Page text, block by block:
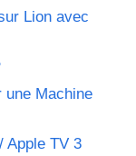
Lion avec
une Machine
Apple TV 3